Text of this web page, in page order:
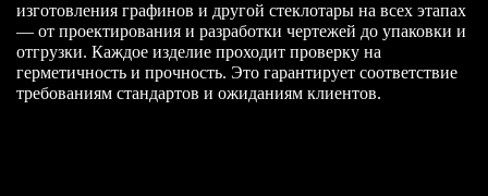
изготовления графинов и другой стеклотары на всех этапах
— от проектирования и разработки чертежей до упаковки и
отгрузки. Каждое изделие проходит проверку на
герметичность и прочность. Это гарантирует соответствие
требованиям стандартов и ожиданиям клиентов.